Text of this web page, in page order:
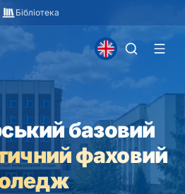
Бібліотека
базовий
фаховий